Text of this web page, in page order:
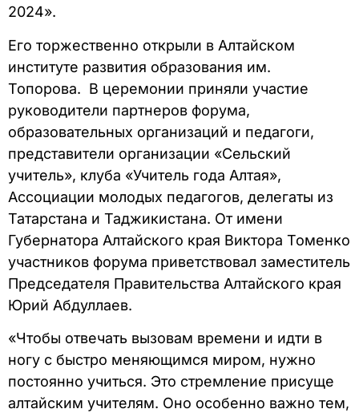
2024».
Его торжественно открыли в Алтайском
институте развития образования им.
Топорова. В церемонии приняли участие
руководители партнеров форума,
образовательных организаций и педагоги,
представители организации «Сельский
учитель», клуба «Учитель года Алтая»,
Ассоциации молодых педагогов, делегаты из
Татарстана и Таджикистана. От имени
Губернатора Алтайского края Виктора Томенко
участников форума приветствовал заместитель
Председателя Правительства Алтайского края
Юрий Абдуллаев.
«Чтобы отвечать вызовам времени и идти в
ногу с быстро меняющимся миром, нужно
постоянно учиться. Это стремление присуще
алтайским учителям. Оно особенно важно тем,